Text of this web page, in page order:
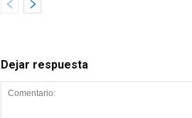
Dejar respuesta